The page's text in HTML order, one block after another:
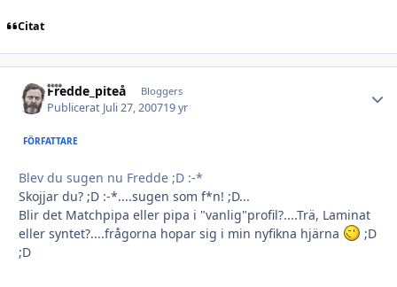
Citat
Fredde_piteå Bloggers
Publicerat Juli 27, 200719 yr
FÖRFATTARE
Blev du sugen nu Fredde ;D :-*
Skojjar du? ;D :-*....sugen som f*n! ;D...
Blir det Matchpipa eller pipa i "vanlig"profil?....Trä, Laminat
eller syntet?....frågorna hopar sig i min nyfikna hjärna
;D
;D